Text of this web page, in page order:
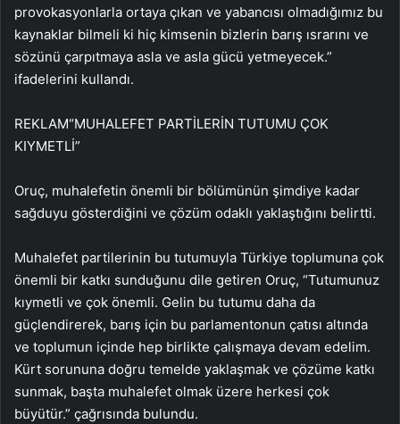
provokasyonlarla ortaya çıkan ve yabancısı olmadığımız bu
kaynaklar bilmeli ki hiç kimsenin bizlerin barış ısrarını ve
sözünü çarpıtmaya asla ve asla gücü yetmeyecek.”
ifadelerini kullandı.
REKLAM“MUHALEFET PARTİLERİN TUTUMU ÇOK
KIYMETLİ”
Oruç, muhalefetin önemli bir bölümünün şimdiye kadar
sağduyu gösterdiğini ve çözüm odaklı yaklaştığını belirtti.
Muhalefet partilerinin bu tutumuyla Türkiye toplumuna çok
önemli bir katkı sunduğunu dile getiren Oruç, “Tutumunuz
kıymetli ve çok önemli. Gelin bu tutumu daha da
güçlendirerek, barış için bu parlamentonun çatısı altında
ve toplumun içinde hep birlikte çalışmaya devam edelim.
Kürt sorununa doğru temelde yaklaşmak ve çözüme katkı
sunmak, başta muhalefet olmak üzere herkesi çok
büyütür.” çağrısında bulundu.